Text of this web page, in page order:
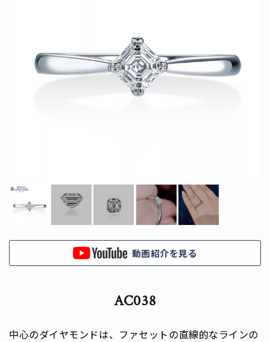
動画紹介を見る
AC038
中心のダイヤモンドは、ファセットの直線的なラインの